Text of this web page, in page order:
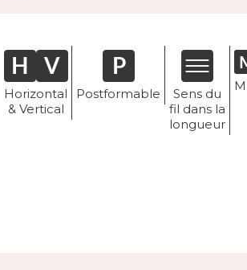
Horizontal
& Vertical
Postformable
Sens du
fil dans la
longueur